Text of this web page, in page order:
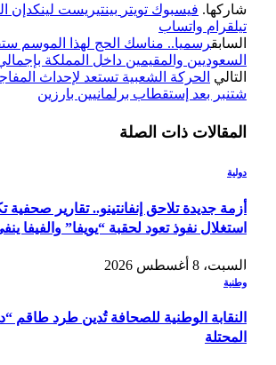
شاركها. فيسبوك تويتر بينتيريست لينكدإن
تيلقرام واتساب
السابقرسميا.. مناسك الحج لهذا الموسم
السعوديين والمقيمين داخل المملكة بإجمالي 60 ألف
التالي الحركة الشعبية تستعد لإحداث
شتنبر بعد إستقطاب برلمانيين بارزين
المقالات ذات الصلة
دولية
أزمة جديدة تلاحق إنفانتينو.. تقارير
استغلال نفوذ تعود لحقبة “يويفا” والفيفا
السبت، 8 أغسطس 2026
وطنية
النقابة الوطنية للصحافة تُدين طرد طاقم
المحتلة